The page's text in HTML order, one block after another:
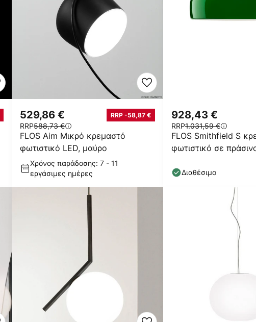
FLOS Aim Μικρό κρεμαστό
φωτιστικό LED, μαύρο
529,86 € RRP -58,87 €
RRP588,73 €
Χρόνος παράδοσης: 7 - 11
εργάσιμες ημέρες
FLOS Smithfield S
φωτιστικό σε
928,43 €
RRP1.031,59 €
Διαθέσιμο